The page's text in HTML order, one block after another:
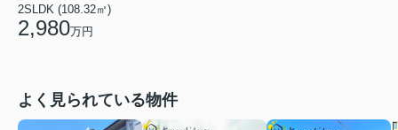
2SLDK (108.32㎡)
2,980万円
よく見られている物件